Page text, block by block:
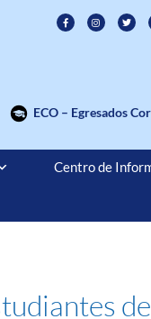
ECO – Egresados
Centro de